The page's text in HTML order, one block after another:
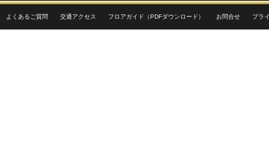
よくあるご質問 交通アクセス フロアガイド（PDFダウンロード） お問合せ プラ